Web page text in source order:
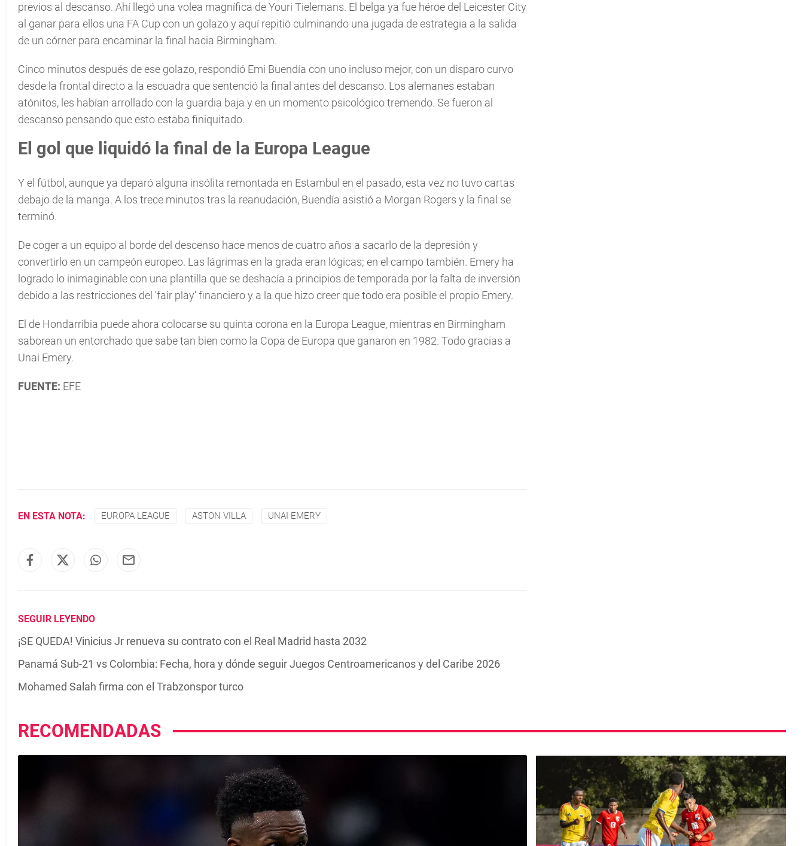
previos al descanso. Ahí llegó una volea magnífica de Youri Tielemans. El belga ya fue héroe del Leicester City
al ganar para ellos una FA Cup con un golazo y aquí repitió culminando una jugada de estrategia a la salida
de un córner para encaminar la final hacia Birmingham.
Cinco minutos después de ese golazo, respondió Emi Buendía con uno incluso mejor, con un disparo curvo
desde la frontal directo a la escuadra que sentenció la final antes del descanso. Los alemanes estaban
atónitos, les habían arrollado con la guardia baja y en un momento psicológico tremendo. Se fueron al
descanso pensando que esto estaba finiquitado.
El gol que liquidó la final de la Europa League
Y el fútbol, aunque ya deparó alguna insólita remontada en Estambul en el pasado, esta vez no tuvo cartas
debajo de la manga. A los trece minutos tras la reanudación, Buendía asistió a Morgan Rogers y la final se
terminó.
De coger a un equipo al borde del descenso hace menos de cuatro años a sacarlo de la depresión y
convertirlo en un campeón europeo. Las lágrimas en la grada eran lógicas; en el campo también. Emery ha
logrado lo inimaginable con una plantilla que se deshacía a principios de temporada por la falta de inversión
debido a las restricciones del 'fair play' financiero y a la que hizo creer que todo era posible el propio Emery.
El de Hondarribia puede ahora colocarse su quinta corona en la Europa League, mientras en Birmingham
saborean un entorchado que sabe tan bien como la Copa de Europa que ganaron en 1982. Todo gracias a
Unai Emery.
FUENTE: EFE
EN ESTA NOTA: EUROPA LEAGUE ASTON VILLA UNAI EMERY
SEGUIR LEYENDO
¡SE QUEDA! Vinicius Jr renueva su contrato con el Real Madrid hasta 2032
Panamá Sub-21 vs Colombia: Fecha, hora y dónde seguir Juegos Centroamericanos y del Caribe 2026
Mohamed Salah firma con el Trabzonspor turco
RECOMENDADAS